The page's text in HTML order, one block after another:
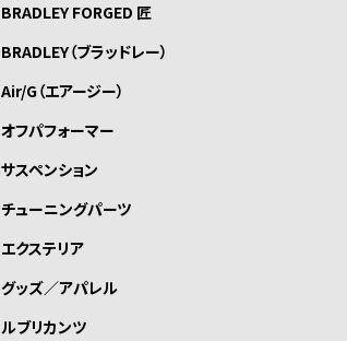
BRADLEY FORGED 匠
BRADLEY（ブラッドレー）
Air/G（エアージー）
オフパフォーマー
サスペンション
チューニングパーツ
エクステリア
グッズ／アパレル
ルブリカンツ